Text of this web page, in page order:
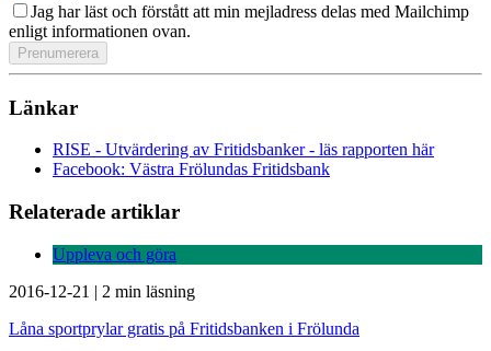
Jag har läst och förstått att min mejladress delas med Mailchimp
enligt informationen ovan.
Länkar
RISE - Utvärdering av Fritidsbanker - läs rapporten här
Facebook: Västra Frölundas Fritidsbank
Relaterade artiklar
Uppleva och göra
2016-12-21 | 2 min läsning
Låna sportprylar gratis på Fritidsbanken i Frölunda